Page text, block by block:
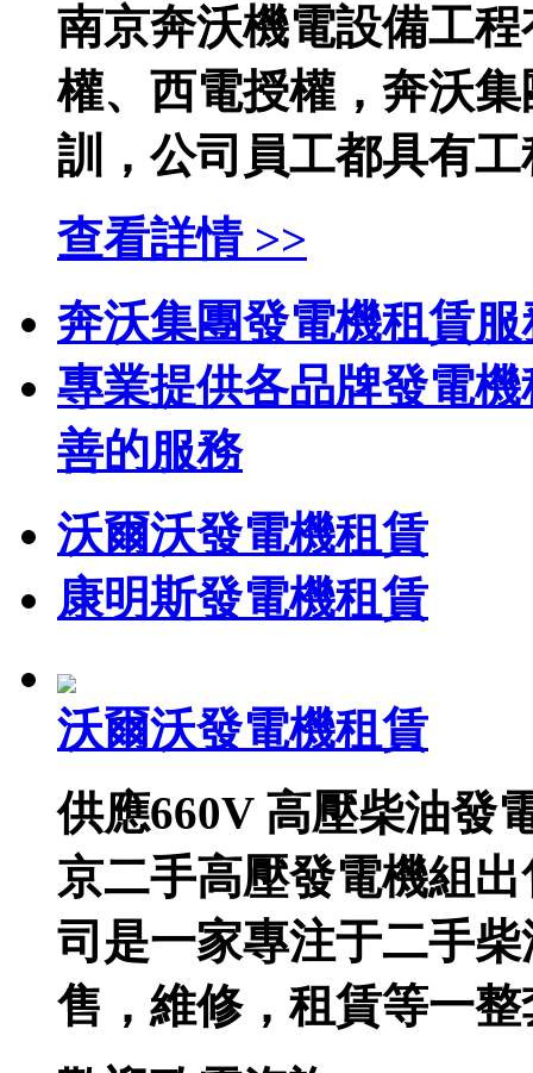
南京奔沃機電設備工
權、西電授權，奔沃
訓，公司員工都具有
查看詳情 >>
奔沃集團發電機租賃服
專業提供各品牌發電
善的服務
沃爾沃發電機租賃
康明斯發電機租賃
沃爾沃發電機租賃
供應660V 高壓柴油發
京二手高壓發電機組
司是一家專注于二手
售，維修，租賃等一